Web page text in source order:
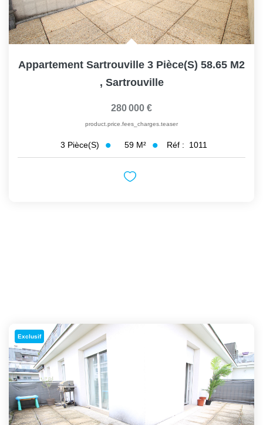
Appartement Sartrouville 3 Pièce(s) 58.65 M2
, Sartrouville
280 000 €
product.price.fees_charges.teaser
3 Pièce(s) 59 M² Réf : 1011
Exclusif